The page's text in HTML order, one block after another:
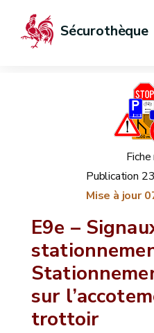
Sécurothèque
Publication
Mise à jour
E9e –
sur
trottoir